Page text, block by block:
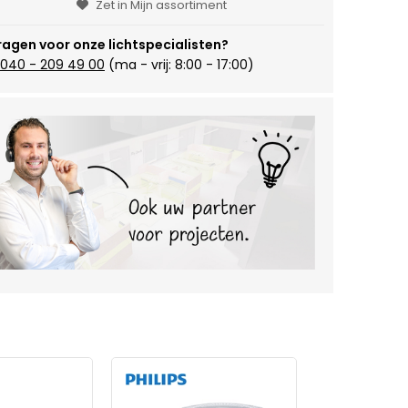
Zet in Mijn assortiment
voor onze lichtspecialisten?
040 - 209 49 00 (ma - vrij: 8:00 - 17:00)